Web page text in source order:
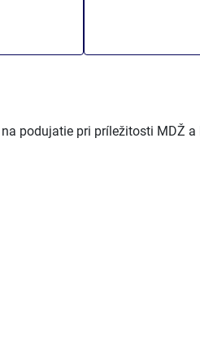
podujatie pri príležitosti MDŽ